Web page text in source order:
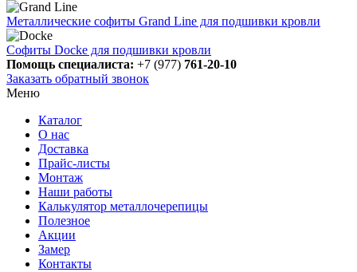
Металлические софиты Grand Line для подшивки кровли
Софиты Docke для подшивки кровли
Помощь специалиста: +7 (977) 761-20-10
Заказать обратный звонок
Меню
Каталог
О нас
Доставка
Прайс-листы
Монтаж
Наши работы
Калькулятор металлочерепицы
Полезное
Акции
Замер
Контакты